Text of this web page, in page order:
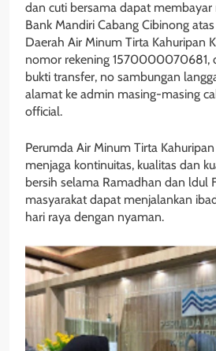
dan cuti bersama dapat
Bank Mandiri Cabang Cibinong
Daerah Air Minum Tirta Kahuripan
nomor rekening 1570000070681,
bukti transfer, no sambungan
alamat ke admin masing-masing
official.
Perumda Air Minum Tirta
menjaga kontinuitas, kualitas dan
bersih selama Ramadhan dan ldul
masyarakat dapat menjalankan
hari raya dengan nyaman.